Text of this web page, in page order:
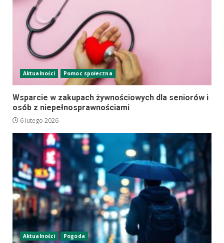
Aktualności Pomoc społeczna
Wsparcie w zakupach żywnościowych dla seniorów i
osób z niepełnosprawnościami
6 lutego 2026
Aktualności Pogoda